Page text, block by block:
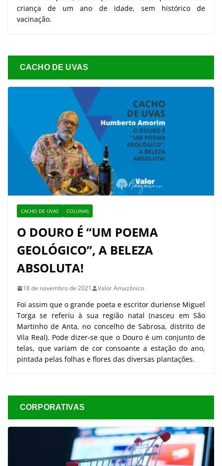
criança de um ano de idade, sem histórico de
vacinação.
CACHO DE UVAS
CACHO DE UVAS COLUNAS
O DOURO É “UM POEMA
GEOLÓGICO”, A BELEZA
ABSOLUTA!
18 de novembro de 2021 Valor Amazônico
Foi assim que o grande poeta e escritor duriense Miguel
Torga se referiu à sua região natal (nasceu em São
Martinho de Anta, no concelho de Sabrosa, distrito de
Vila Real). Pode dizer-se que o Douro é um conjunto de
telas, que variam de cor consoante a estação do ano,
pintada pelas folhas e flores das diversas plantações.
CORPORATIVAS